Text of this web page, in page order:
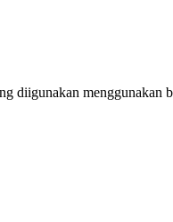
diigunakan menggunakan